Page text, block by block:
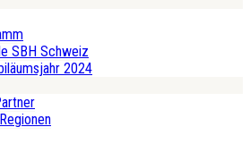
SBH Schweiz
2024